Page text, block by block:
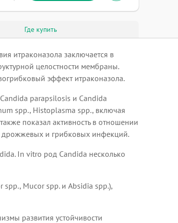
Где купить
итраконазола заключается в
целостности мембраны.
эффект итраконазола.
parapsilosis и Candida
spp., Histoplasma spp., включая
показал активность в отношении
дрожжевых и грибковых инфекций.
In vitro род Candida несколько
Mucor spp. и Absidia spp.),
развития устойчивости